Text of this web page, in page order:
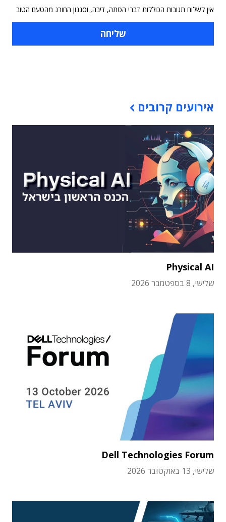
אין לשלוח תגובות הכוללות דברי הסתה, דיבה, וסגנון החורג מהטעם הטוב
אירועים קרובים
Physical AI
שלישי, 8 בספטמבר 2026
Dell Technologies Forum
שלישי, 13 באוקטובר 2026